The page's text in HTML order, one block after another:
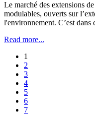
Le marché des extensions
modulables, ouverts sur
l'environnement. C’est dans
Read more...
1
2
3
4
5
6
7